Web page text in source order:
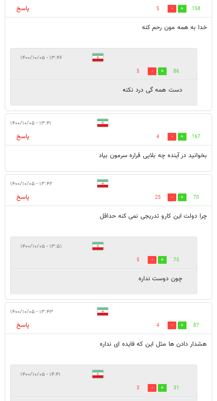
158
5
پاسخ
خدا به همه مون رحم کنه
۱۳:۴۶ - ۱۴۰۰/۱۰/۰۵
86
5
دست همه گی درد نکنه
۱۳:۴۱ - ۱۴۰۰/۱۰/۰۵
167
4
پاسخ
بخوانید در آینده چه بلایی قراره سرمون بیاد
۱۳:۴۲ - ۱۴۰۰/۱۰/۰۵
70
25
پاسخ
چرا دولت این کارو تدریجی نمی کنه حداقل
۱۳:۵۱ - ۱۴۰۰/۱۰/۰۵
75
5
چون دوست نداره
۱۳:۴۳ - ۱۴۰۰/۱۰/۰۵
87
4
پاسخ
هشدار دادن ها مثل این که فایده ای نداره
۱۴:۴۱ - ۱۴۰۰/۱۰/۰۵
31
3